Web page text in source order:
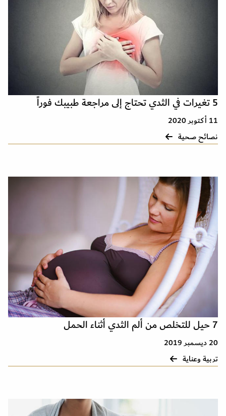
5 تغيرات في الثدي تحتاج إلى مراجعة طبيبك فوراً
11 أكتوبر 2020
نصائح صحية
7 حيل للتخلص من ألم الثدي أثناء الحمل
20 ديسمبر 2019
تربية وعناية